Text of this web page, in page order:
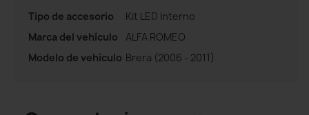
Tipo de accesorio
Kit LED Interno
Marca del vehículo
ALFA ROMEO
Modelo de vehículo Brera (2006 - 2011)